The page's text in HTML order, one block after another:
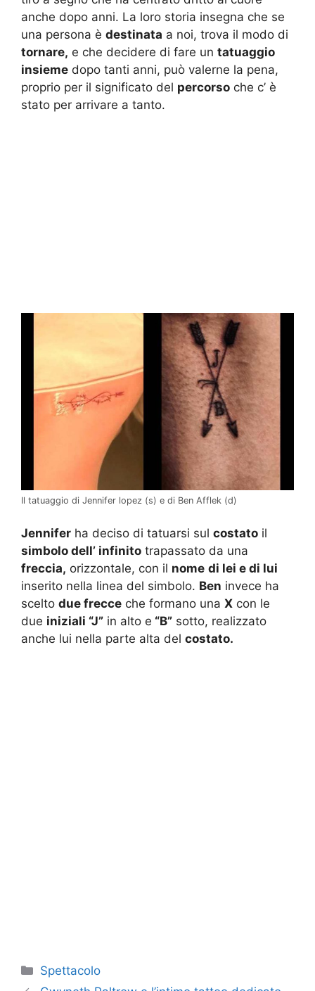
anche dopo anni. La loro storia insegna che se
una persona è destinata a noi, trova il modo di
tornare, e che decidere di fare un tatuaggio
insieme dopo tanti anni, può valerne la pena,
proprio per il significato del percorso che c’ è
stato per arrivare a tanto.
Il tatuaggio di Jennifer lopez (s) e di Ben Afflek (d)
Jennifer ha deciso di tatuarsi sul costato il
simbolo dell’ infinito trapassato da una
freccia, orizzontale, con il nome di lei e di lui
inserito nella linea del simbolo. Ben invece ha
scelto due frecce che formano una X con le
due iniziali “J” in alto e “B” sotto, realizzato
anche lui nella parte alta del costato.
Categorie
Spettacolo